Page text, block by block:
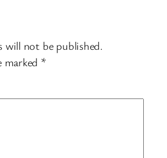
will not be published.
marked *